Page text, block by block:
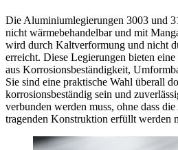
Die Aluminiumlegierungen 3003 und
nicht wärmebehandelbar und mit
wird durch Kaltverformung und nicht
erreicht. Diese Legierungen bieten
aus Korrosionsbeständigkeit,
Sie sind eine praktische Wahl überall
korrosionsbeständig sein und
verbunden werden muss, ohne dass
tragenden Konstruktion erfüllt werden